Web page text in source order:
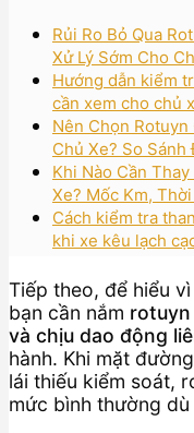
Rủi Ro Bỏ Qua
Xử Lý Sớm Cho
Hướng dẫn kiểm
cần xem cho chủ
Nên Chọn
Chủ Xe? So Sánh
Khi Nào Cần
Xe? Mốc Km,
Cách kiểm tra
khi xe kêu lạch
Tiếp theo, để hiểu
bạn cần nắm rotuyn
và chịu dao động
hành. Khi mặt
lái thiếu kiểm soát,
mức bình thường